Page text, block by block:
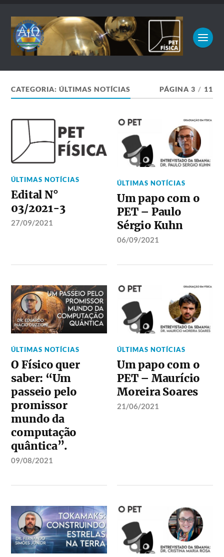
CATEGORIA:ÚLTIMAS NOTÍCIAS PÁGINA 3 / 11
ÚLTIMAS NOTÍCIAS
Edital N°
03/2021-3
27/09/2021
ÚLTIMAS NOTÍCIAS
Um papo com o
PET – Paulo
Sérgio Kuhn
06/09/2021
ÚLTIMAS NOTÍCIAS
O Físico quer
saber: “Um
passeio pelo
promissor
mundo da
computação
quântica”.
09/08/2021
ÚLTIMAS NOTÍCIAS
Um papo com o
PET – Maurício
Moreira Soares
21/06/2021